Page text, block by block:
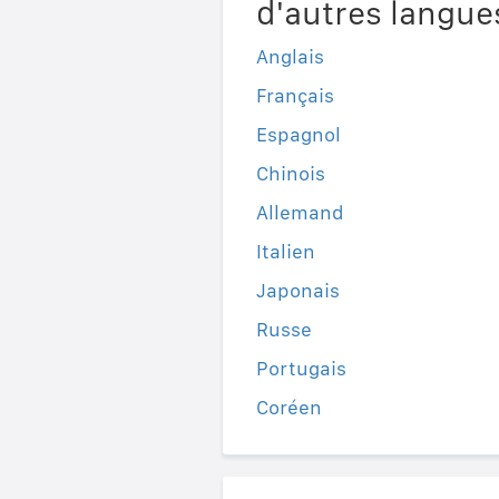
d'autres
Anglais
Français
Espagnol
Chinois
Allemand
Italien
Japonais
Russe
Portugais
Coréen